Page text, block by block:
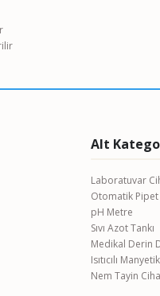
Alt
Laboratuvar
Otomatik Pipet
pH Metre
Sıvı Azot Tankı
Medikal Derin
Isıtıcılı
Nem Tayin